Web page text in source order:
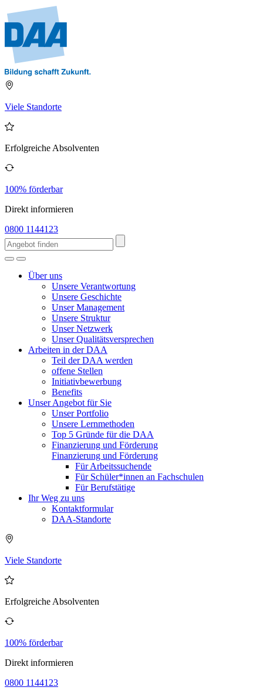
Viele Standorte
Erfolgreiche Absolventen
100% förderbar
Direkt informieren
0800 1144123
Über uns
Unsere Verantwortung
Unsere Geschichte
Unser Management
Unsere Struktur
Unser Netzwerk
Unser Qualitätsversprechen
Arbeiten in der DAA
Teil der DAA werden
offene Stellen
Initiativbewerbung
Benefits
Unser Angebot für Sie
Unser Portfolio
Unsere Lernmethoden
Top 5 Gründe für die DAA
Finanzierung und Förderung
Finanzierung und Förderung
Für Arbeitssuchende
Für Schüler*innen an Fachschulen
Für Berufstätige
Ihr Weg zu uns
Kontaktformular
DAA-Standorte
Viele Standorte
Erfolgreiche Absolventen
100% förderbar
Direkt informieren
0800 1144123